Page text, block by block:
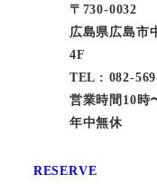
〒730-0032
広島県広島市
4F
TEL : 082-
営業時間10時
年中無休
RESERVE